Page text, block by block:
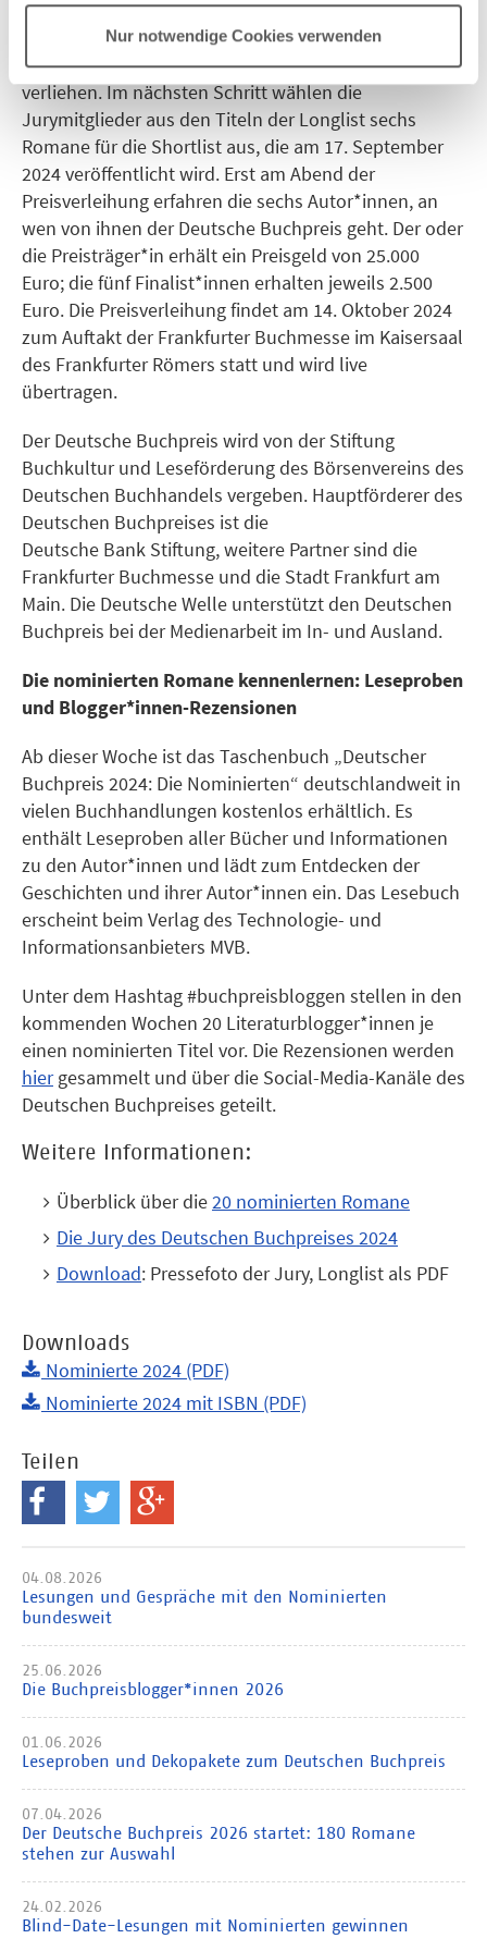
Nur notwendige Cookies verwenden
Literatur Moths) und Klaus Nüchtern (Der Falter).
Der Deutsche Buchpreis wird dieses Jahr zum 20. Mal
verliehen. Im nächsten Schritt wählen die
Jurymitglieder aus den Titeln der Longlist sechs
Romane für die Shortlist aus, die am 17. September
2024 veröffentlicht wird. Erst am Abend der
Preisverleihung erfahren die sechs Autor*innen, an
wen von ihnen der Deutsche Buchpreis geht. Der oder
die Preisträger*in erhält ein Preisgeld von 25.000
Euro; die fünf Finalist*innen erhalten jeweils 2.500
Euro. Die Preisverleihung findet am 14. Oktober 2024
zum Auftakt der Frankfurter Buchmesse im Kaisersaal
des Frankfurter Römers statt und wird live
übertragen.
Der Deutsche Buchpreis wird von der Stiftung
Buchkultur und Leseförderung des Börsenvereins des
Deutschen Buchhandels vergeben. Hauptförderer des
Deutschen Buchpreises ist die
Deutsche Bank Stiftung, weitere Partner sind die
Frankfurter Buchmesse und die Stadt Frankfurt am
Main. Die Deutsche Welle unterstützt den Deutschen
Buchpreis bei der Medienarbeit im In- und Ausland.
Die nominierten Romane kennenlernen: Leseproben
und Blogger*innen-Rezensionen
Ab dieser Woche ist das Taschenbuch „Deutscher
Buchpreis 2024: Die Nominierten“ deutschlandweit in
vielen Buchhandlungen kostenlos erhältlich. Es
enthält Leseproben aller Bücher und Informationen
zu den Autor*innen und lädt zum Entdecken der
Geschichten und ihrer Autor*innen ein. Das Lesebuch
erscheint beim Verlag des Technologie- und
Informationsanbieters MVB.
Unter dem Hashtag #buchpreisbloggen stellen in den
kommenden Wochen 20 Literaturblogger*innen je
einen nominierten Titel vor. Die Rezensionen werden
hiergesammelt und über die Social-Media-Kanäle des
Deutschen Buchpreises geteilt.
Weitere Informationen:
Überblick über die20 nominierten Romane
Die Jury des Deutschen Buchpreises 2024
Download: Pressefoto der Jury, Longlist als PDF
Downloads
Nominierte 2024 (PDF)
Nominierte 2024 mit ISBN (PDF)
Teilen
04.08.2026
Lesungen und Gespräche mit den Nominierten
bundesweit
25.06.2026
Die Buchpreisblogger*innen 2026
01.06.2026
Leseproben und Dekopakete zum Deutschen Buchpreis
07.04.2026
Der Deutsche Buchpreis 2026 startet: 180 Romane
stehen zur Auswahl
24.02.2026
Blind-Date-Lesungen mit Nominierten gewinnen